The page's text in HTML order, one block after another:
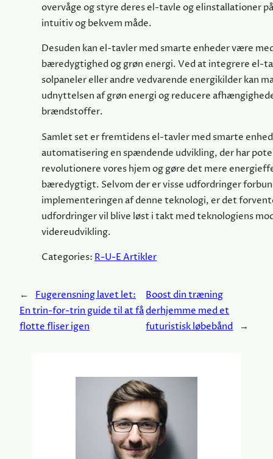
overvåge og styre deres el-tavle og elinstallationer
intuitiv og bekvem måde.
Desuden kan el-tavler med smarte enheder være
bæredygtighed og grøn energi. Ved at integrere el-
solpaneler eller andre vedvarende energikilder kan
udnyttelsen af grøn energi og reducere
brændstoffer.
Samlet set er fremtidens el-tavler med smarte
automatisering en spændende udvikling, der har
revolutionere vores hjem og gøre det mere
bæredygtigt. Selvom der er visse udfordringer
implementeringen af denne teknologi, er det
udfordringer vil blive løst i takt med teknologiens
videreudvikling.
Categories: R-U-E Artikler
←
Fugerensning lavet let:
En trin-for-trin guide til at få
flotte fliser igen
Boost din træning
derhjemme med et
futuristisk løbebånd
→